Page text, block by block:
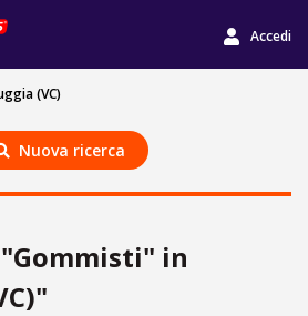
Accedi
(VC)
Nuova ricerca
in